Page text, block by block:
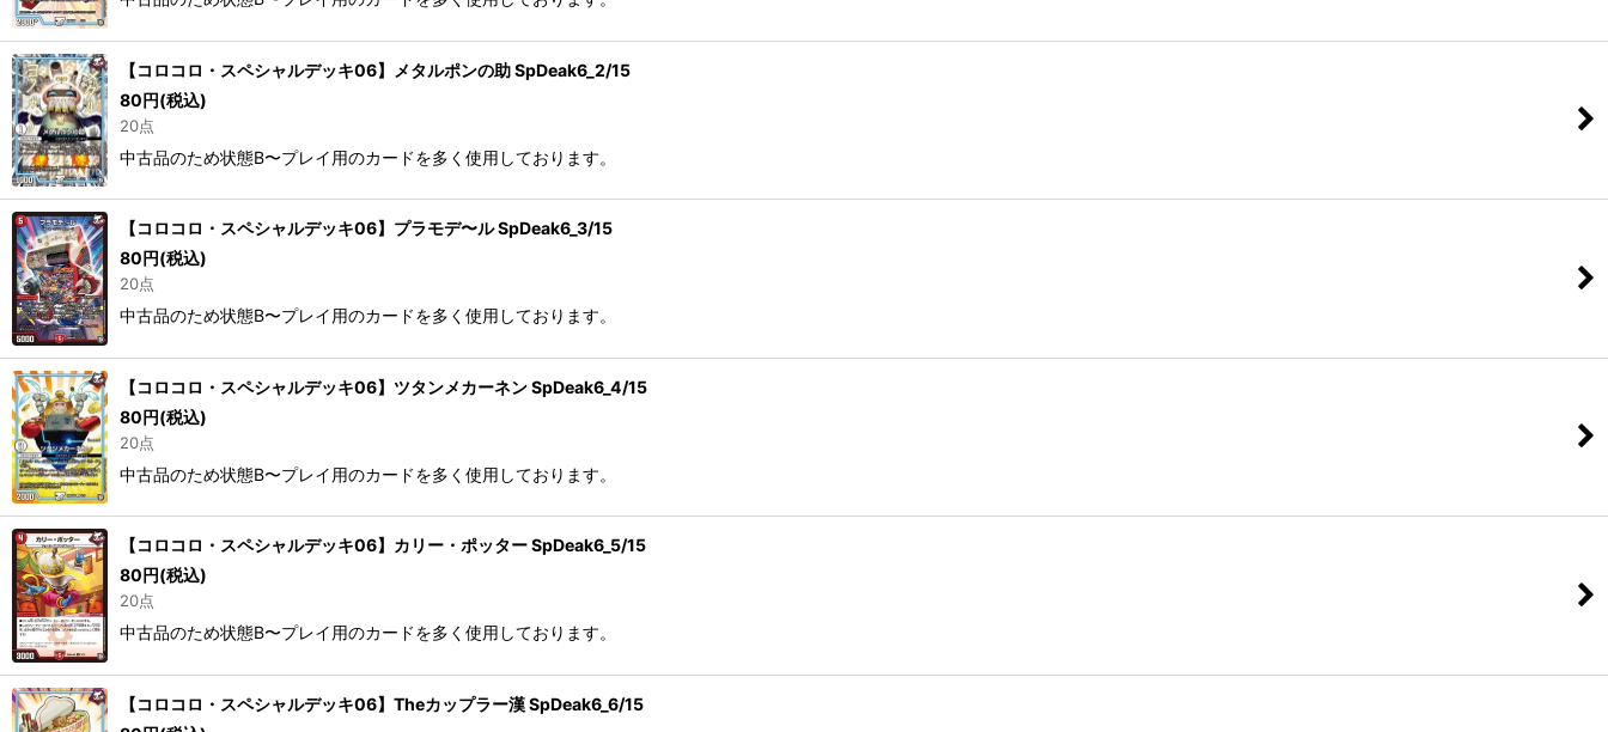
【コロコロ・スペシャルデッキ06】メタルポンの助 SpDeak6_2/15
80円(税込)
20点
中古品のため状態B〜プレイ用のカードを多く使用しております。
【コロコロ・スペシャルデッキ06】プラモデ〜ル SpDeak6_3/15
80 円(税込)
20点
中古品のため状態B〜プレイ用のカードを多く使用しております。
【コロコロ・スペシャルデッキ06】ツタンメカーネン SpDeak6_4/15
80円(税込)
20点
中古品のため状態B〜プレイ用のカードを多く使用しております。
【コロコロ・スペシャルデッキ06】カリー・ポッター SpDeak6_5/15
80 円(税込)
20点
中古品のため状態B〜プレイ用のカードを多く使用しております。
【コロコロ・スペシャルデッキ06】Theカップラー漢 SpDeak6_6/15